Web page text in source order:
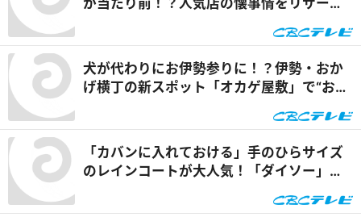
が当たり前！？人気店の懐事情をリサーチ
犬が代わりにお伊勢参りに！？伊勢・おか
げ横丁の新スポット「オカゲ屋敷」で“おか
「カバンに入れておける」手のひらサイズ
のレインコートが大人気！「ダイソー」で